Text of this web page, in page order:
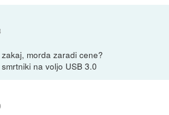
morda zaradi cene?
na voljo USB 3.0